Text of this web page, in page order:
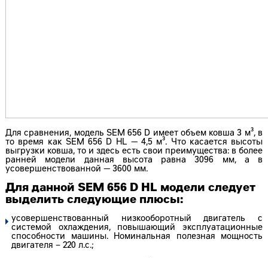
Для сравнения, модель SEM 656 D имеет объем ковша 3 м³, в
то время как SEM 656 D HL — 4,5 м³. Что касается высоты
выгрузки ковша, то и здесь есть свои преимущества: в более
ранней модели данная высота равна 3096 мм, а в
усовершенствованной — 3600 мм.
Для данной SEM 656 D HL модели следует
выделить следующие плюсы:
усовершенствованный низкооборотный двигатель с
системой охлаждения, повышающий эксплуатационные
способности машины. Номинальная полезная мощность
двигателя – 220 л.с.;